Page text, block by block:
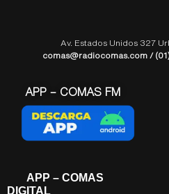
Av. Estados Unidos 327
comas@radiocomas.com /
APP – COMAS FM
APP – COMAS
DIGITAL